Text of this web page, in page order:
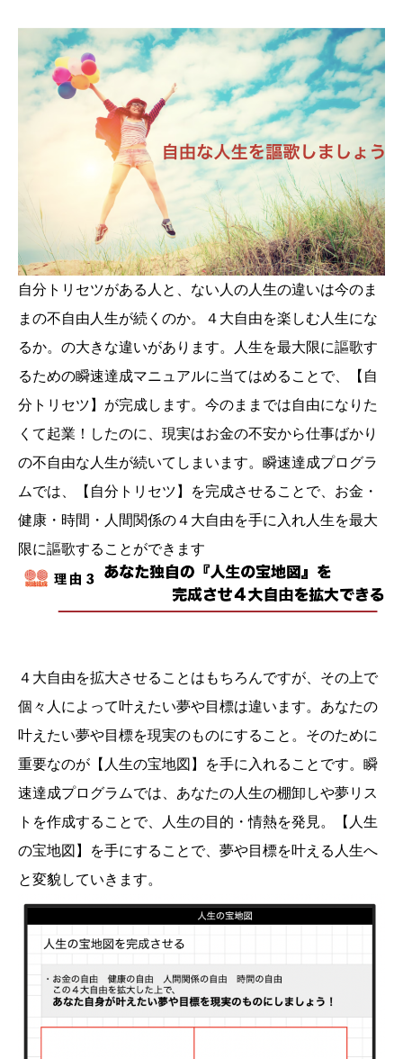
自分トリセツがある人と、ない人の人生の違いは今のま
まの不自由人生が続くのか。４大自由を楽しむ人生にな
るか。の大きな違いがあります。人生を最大限に謳歌す
るための瞬速達成マニュアルに当てはめることで、【自
分トリセツ】が完成します。今のままでは自由になりた
くて起業！したのに、現実はお金の不安から仕事ばかり
の不自由な人生が続いてしまいます。瞬速達成プログラ
ムでは、【自分トリセツ】を完成させることで、お金・
健康・時間・人間関係の４大自由を手に入れ人生を最大
限に謳歌することができます
４大自由を拡大させることはもちろんですが、その上で
個々人によって叶えたい夢や目標は違います。あなたの
叶えたい夢や目標を現実のものにすること。そのために
重要なのが【人生の宝地図】を手に入れることです。瞬
速達成プログラムでは、あなたの人生の棚卸しや夢リス
トを作成することで、人生の目的・情熱を発見。【人生
の宝地図】を手にすることで、夢や目標を叶える人生へ
と変貌していきます。